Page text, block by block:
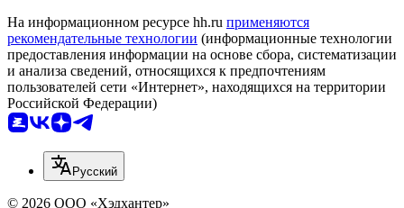
На информационном ресурсе hh.ru применяются
рекомендательные технологии (информационные технологии
предоставления информации на основе сбора, систематизации
и анализа сведений, относящихся к предпочтениям
пользователей сети «Интернет», находящихся на территории
Российской Федерации)
Русский
© 2026 ООО «Хэдхантер»